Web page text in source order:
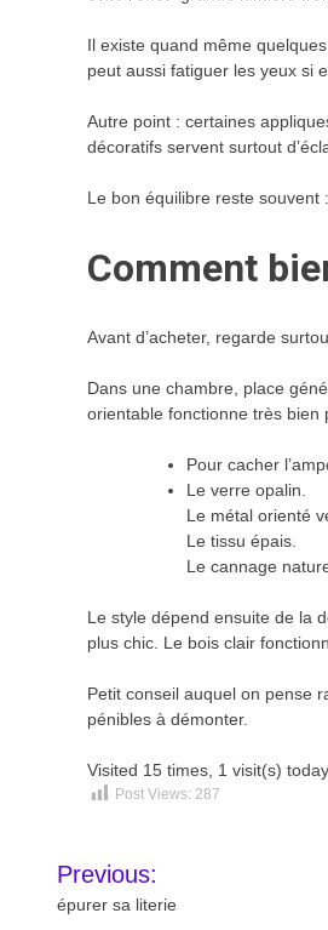
Il existe quand même
peut aussi fatiguer les yeux si
Autre point : certaines
décoratifs servent surtout
Le bon équilibre reste souvent
Comment
Avant d’acheter, regarde
Dans une chambre, place
orientable fonctionne très bien
Pour cacher
Le verre opalin.
Le métal orienté
Le tissu épais.
Le cannage
Le style dépend ensuite de la
plus chic. Le bois clair
Petit conseil auquel on pense
pénibles à démonter.
Visited 15 times, 1 visit(s) today
Post Views: 287
Navigation
de
Previous:
épurer sa literie